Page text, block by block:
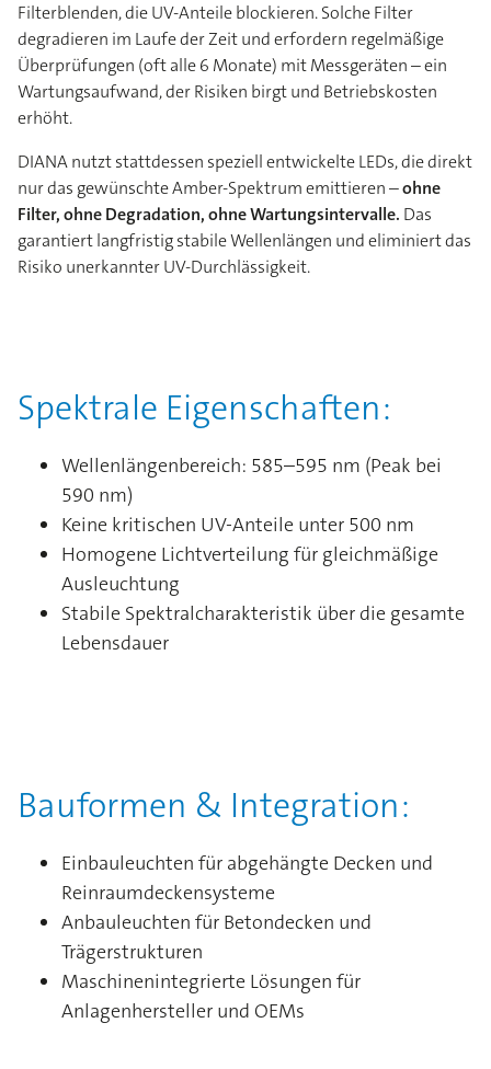
Filterblenden, die UV-Anteile blockieren. Solche Filter
degradieren im Laufe der Zeit und erfordern regelmäßige
Überprüfungen (oft alle 6 Monate) mit Messgeräten – ein
Wartungsaufwand, der Risiken birgt und Betriebskosten
erhöht.
DIANA nutzt stattdessen speziell entwickelte LEDs, die direkt
nur das gewünschte Amber-Spektrum emittieren –ohne
Filter, ohne Degradation, ohne Wartungsintervalle. Das
garantiert langfristig stabile Wellenlängen und eliminiert das
Risiko unerkannter UV-Durchlässigkeit.
Spektrale Eigenschaften:
Wellenlängenbereich: 585–595 nm (Peak bei
590 nm)
Keine kritischen UV-Anteile unter 500 nm
Homogene Lichtverteilung für gleichmäßige
Ausleuchtung
Stabile Spektralcharakteristik über die gesamte
Lebensdauer
Bauformen & Integration:
Einbauleuchten für abgehängte Decken und
Reinraumdeckensysteme
Anbauleuchten für Betondecken und
Trägerstrukturen
Maschinenintegrierte Lösungen für
Anlagenhersteller und OEMs